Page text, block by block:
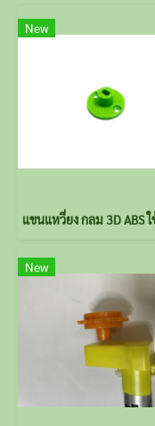
New
New